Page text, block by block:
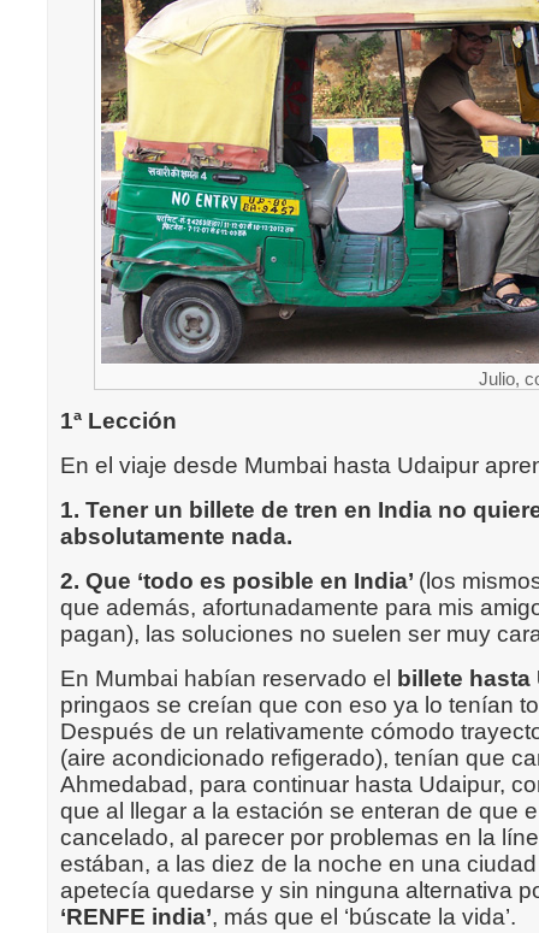
Julio,
1ª Lección
En el viaje desde Mumbai hasta Udaipur
1. Tener un billete de tren en India no
absolutamente nada.
2. Que ‘todo es posible en India’ (los
que además, afortunadamente para mis
pagan), las soluciones no suelen ser muy
En Mumbai habían reservado el
billete hasta
pringaos se creían que con eso ya lo tenían
Después de un relativamente cómodo
(aire acondicionado refigerado), tenían que
Ahmedabad, para continuar hasta Udaipur,
que al llegar a la estación se enteran de que
cancelado, al parecer por problemas en la
estában, a las diez de la noche en una
apetecía quedarse y sin ninguna alternativa
‘RENFE india’, más que el ‘búscate la vida’.